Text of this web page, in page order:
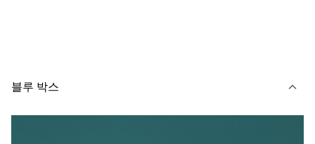
블루 박스